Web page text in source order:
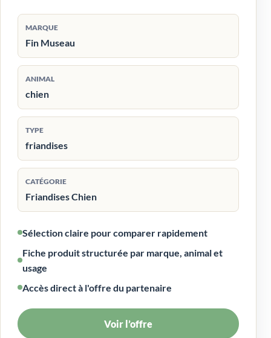
MARQUE
Fin Museau
ANIMAL
chien
TYPE
friandises
CATÉGORIE
Friandises Chien
Sélection claire pour comparer rapidement
Fiche produit structurée par marque, animal et
usage
Accès direct à l'offre du partenaire
Voir l’offre